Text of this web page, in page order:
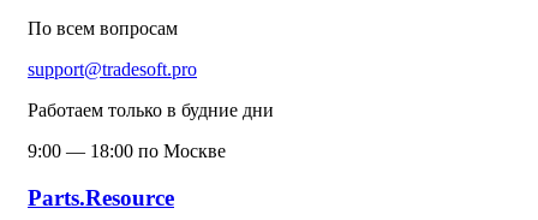
По всем вопросам
support@tradesoft.pro
Работаем только в будние дни
9:00 — 18:00 по Москве
Parts.Resource